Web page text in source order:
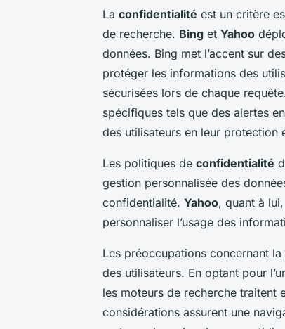
La confidentialité est un critère
de recherche. Bing et Yahoo
données. Bing met l’accent sur
protéger les informations des
sécurisées lors de chaque
spécifiques tels que des alertes
des utilisateurs en leur protection
Les politiques de confidentialité
gestion personnalisée des
confidentialité. Yahoo, quant à
personnaliser l’usage des
Les préoccupations concernant la
des utilisateurs. En optant pour
les moteurs de recherche traitent
considérations assurent une